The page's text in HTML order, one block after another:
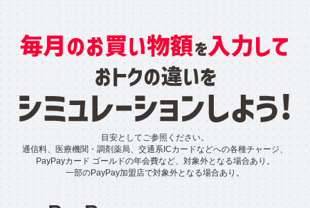
目安としてご参照ください。
通信料、医療機関・調剤薬局、交通系ICカードなどへの各種チャージ、
PayPayカード ゴールドの年会費など、対象外となる場合あり。
一部のPayPay加盟店で対象外となる場合あり。